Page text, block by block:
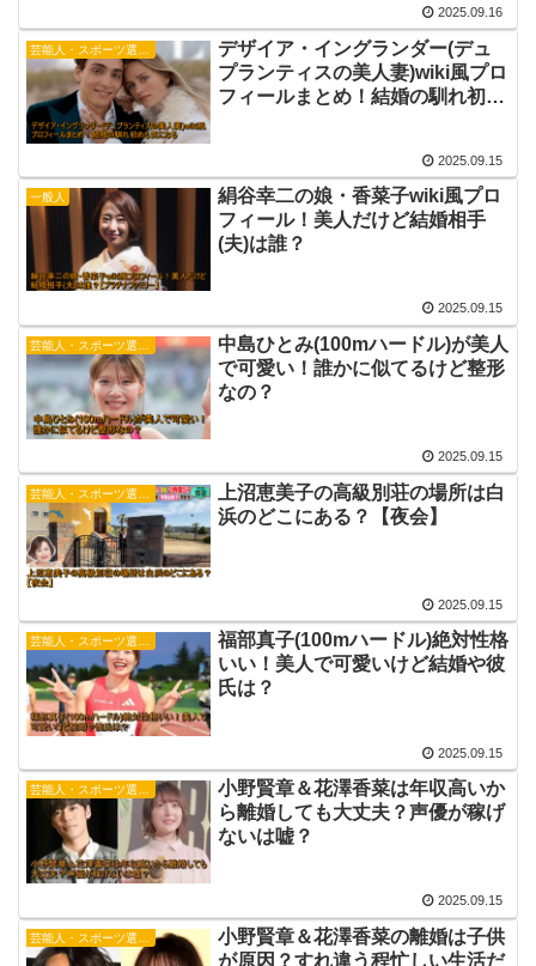
2025.09.16
デザイア・イングランダー(デュ
プランティスの美人妻)wiki風プロ
フィールまとめ！結婚の馴れ初め
2025.09.15
一般人
絹谷幸二の娘・香菜子wiki風プロ
フィール！美人だけど結婚相手
(夫)は誰？
2025.09.15
中島ひとみ(100mハードル)が美人
で可愛い！誰かに似てるけど整形
なの？
2025.09.15
上沼恵美子の高級別荘の場所は白
浜のどこにある？【夜会】
2025.09.15
芸能人・スポーツ選手・有名人
福部真子(100mハードル)絶対性格
いい！美人で可愛いけど結婚や彼
氏は？
2025.09.15
小野賢章＆花澤香菜は年収高いか
ら離婚しても大丈夫？声優が稼げ
ないは嘘？
2025.09.15
小野賢章＆花澤香菜の離婚は子供
が原因？すれ違う程忙しい生活だ